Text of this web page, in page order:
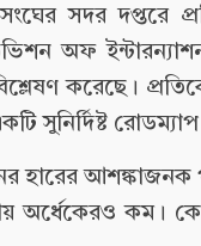
সদর দপ্তরে
অফ
করেছে।
সুনির্দিষ্ট
হারের আশঙ্কাজনক
অর্ধেকেরও কম।